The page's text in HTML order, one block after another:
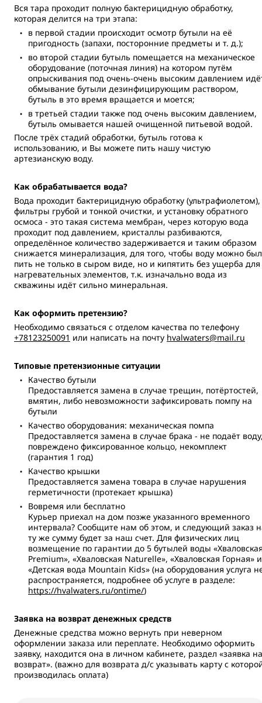
Вся тара проходит полную бактерицидную обработку,
которая делится на три этапа:
в первой стадии происходит осмотр бутыли на её
пригодность (запахи, посторонние предметы и т. д.);
во второй стадии бутыль помещается на механическое
оборудование (поточная линия) на котором путём
опрыскивания под очень-очень высоким давлением
обмывание бутыли дезинфицирующим раствором,
бутыль в это время вращается и моется;
в третьей стадии также под очень высоким давлением,
бутыль омывается нашей очищенной питьевой водой.
После трёх стадий обработки, бутыль готова к
использованию, и Вы можете пить нашу чистую
артезианскую воду.
Как обрабатывается вода?
Вода проходит бактерицидную обработку (ультрафиолетом),
фильтры грубой и тонкой очистки, и установку обратного
осмоса - это такая система мембран, через которую вода
проходит под давлением, кристаллы разбиваются,
определённое количество задерживается и таким образом
снижается минерализация, для того, чтобы воду можно
пить не только в сыром виде, но и кипятить без ущерба для
нагревательных элементов, т.к. изначально вода из
скважины идёт сильно минеральная.
Как оформить претензию?
Необходимо связаться с отделом качества по телефону
+78123250091 или написать на почту hvalwaters@mail.ru
Типовые претензионные ситуации
Качество бутыли
Предоставляется замена в случае трещин, потёртостей,
вмятин, либо невозможности зафиксировать помпу на
бутыли
Качество оборудования: механическая помпа
Предоставляется замена в случае брака - не подаёт
повреждено фиксированное кольцо, некомплект
(гарантия 1 год)
Качество крышки
Предоставляется замена товара в случае нарушения
герметичности (протекает крышка)
Вовремя или бесплатно
Курьер приехал на дом позже указанного временного
интервала? Сообщите нам об этом, и следующий заказ
ту же сумму будет за наш счет. Для физических лиц
возмещение по гарантии до 5 бутылей воды
Premium», «Хваловская Naturelle», «Хваловская Горная» и
«Детская вода Mountain Kids» (на оборудования услуга
распространяется, подробнее об услуге в разделе:
https://hvalwaters.ru/ontime/)
Заявка на возврат денежных средств
Денежные средства можно вернуть при неверном
оформлении заказа или переплате. Необходимо оформить
заявку, находится она в личном кабинете, раздел «заявка на
возврат». (важно для возврата д/с указывать карту с
производилась оплата)